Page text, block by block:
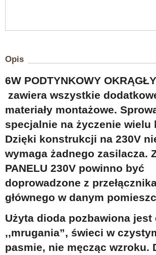
Opis
6W PODTYNKOWY
zawiera wszystkie
materiały montażowe.
specjalnie na życzenie wielu
Dzięki konstrukcji na 230V
wymaga żadnego zasilacza.
PANELU 230V powinno być
doprowadzone z
głównego w danym
Użyta dioda pozbawiona jest
,,mrugania”, świeci w
pasmie, nie męcząc wzroku.